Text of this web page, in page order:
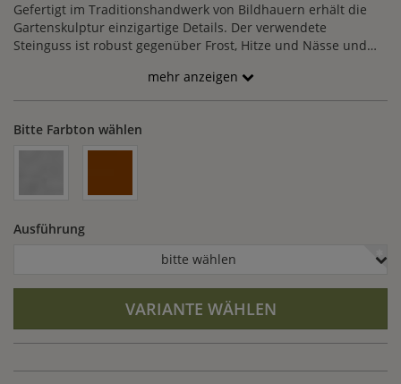
Gefertigt im Traditionshandwerk von Bildhauern erhält die
Gartenskulptur einzigartige Details. Der verwendete
Steinguss ist robust gegenüber Frost, Hitze und Nässe und
Außenbereich. Eine erhöhte Aufstellung kann mittels
integriertem Stab erfolgen.
mehr anzeigen
Bitte Farbton wählen
Ausführung
bitte wählen
VARIANTE WÄHLEN